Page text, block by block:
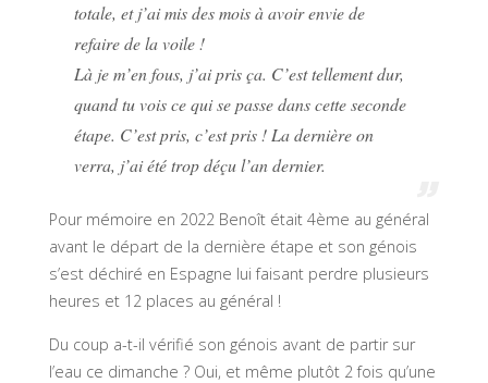
totale, et j’ai mis des mois à avoir envie de
refaire de la voile !
Là je m’en fous, j’ai pris ça. C’est tellement dur,
quand tu vois ce qui se passe dans cette seconde
étape. C’est pris, c’est pris ! La dernière on
verra, j’ai été trop déçu l’an dernier.
Pour mémoire en 2022 Benoît était 4ème au général
avant le départ de la dernière étape et son génois
s’est déchiré en Espagne lui faisant perdre plusieurs
heures et 12 places au général !
Du coup a-t-il vérifié son génois avant de partir sur
l’eau ce dimanche ? Oui, et même plutôt 2 fois qu’une